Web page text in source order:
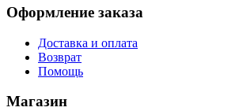
Оформление заказа
Доставка и оплата
Возврат
Помощь
Магазин